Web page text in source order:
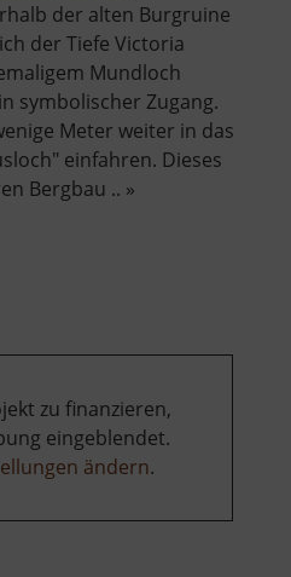
der alten Burgruine
der Tiefe Victoria
Mundloch
symbolischer Zugang.
Meter weiter in das
einfahren. Dieses
Bergbau .. »
zu finanzieren,
eingeblendet.
ändern.